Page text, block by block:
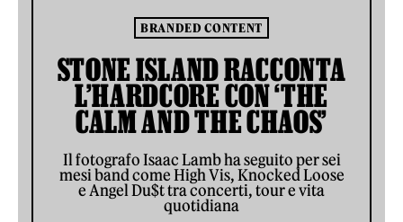
BRANDED CONTENT
STONE ISLAND RACCONTA
L’HARDCORE CON ‘THE
CALM AND THE CHAOS’
Il fotografo Isaac Lamb ha seguito per sei
mesi band come High Vis, Knocked Loose
e Angel Du$t tra concerti, tour e vita
quotidiana